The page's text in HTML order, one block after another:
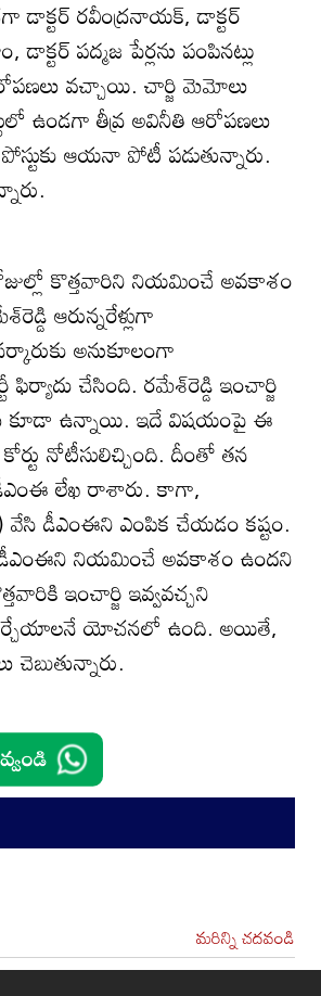
డాక్టర్‌ రవీంద్రనాయక్‌, డాక్టర్‌
పద్మజ పేర్లను పంపినట్లు
వచ్చాయి. చార్జి మెమోలు
ఉండగా తీవ్ర అవినీతి ఆరోపణలు
ఆయనా పోటీ పడుతున్నారు.
కొత్తవారిని నియమించే అవకాశం
ఆరున్నరేళ్లుగా
అనుకూలంగా
చేసింది. రమేశ్‌రెడ్డి ఇంచార్జి
కూడా ఉన్నాయి. ఇదే విషయంపై ఈ
నోటీసులిచ్చింది. దీంతో తన
లేఖ రాశారు. కాగా,
వేసి డీఎంఈని ఎంపిక చేయడం కష్టం.
డీఎంఈని నియమించే అవకాశం ఉందని
ఇంచార్జి ఇవ్వవచ్చని
యోచనలో ఉంది. అయితే,
చెబుతున్నారు.
మరిన్ని చదవండి